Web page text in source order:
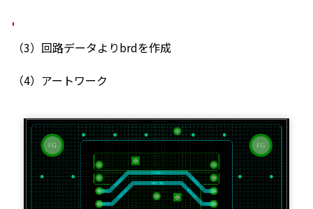
（3）回路データよりbrdを作成
（4）アートワーク